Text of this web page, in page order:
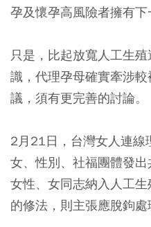
孕及懷孕高風險者擁有下
只是，比起放寬人工生
識，代理孕母確實牽涉
議，須有更完善的討論。
2月21日，台灣女人連線
女、性別、社福團體發
女性、女同志納入人工
的修法，則主張應脫鉤處